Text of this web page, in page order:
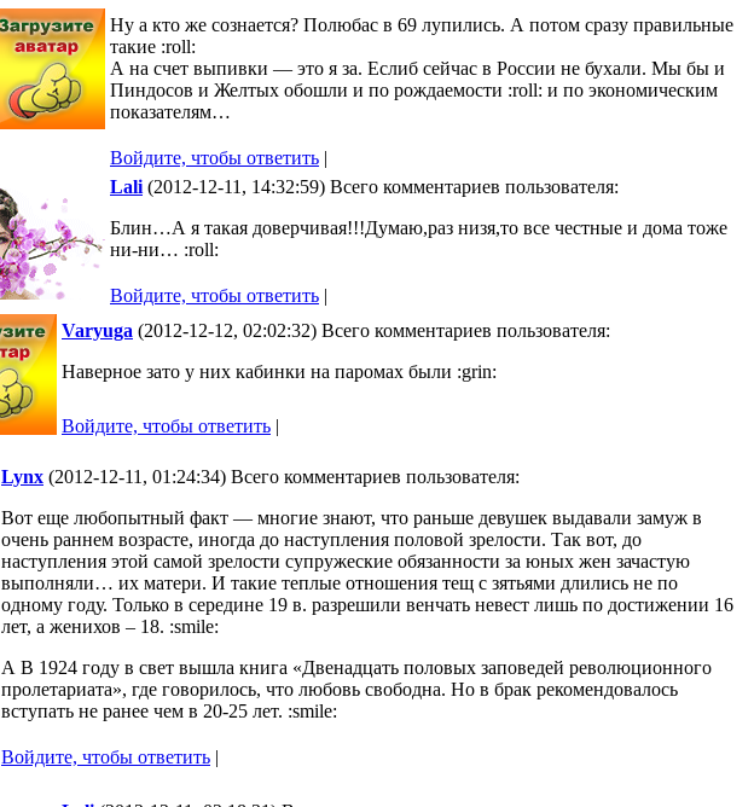
Ну а кто же сознается? Полюбас в 69 лупились. А потом сразу правильные
такие :roll:
А на счет выпивки — это я за. Еслиб сейчас в России не бухали. Мы бы и
Пиндосов и Желтых обошли и по рождаемости :roll: и по экономическим
показателям…
Войдите, чтобы ответить |
Lali (2012-12-11, 14:32:59) Всего комментариев пользователя:
Блин…А я такая доверчивая!!!Думаю,раз низя,то все честные и дома тоже
ни-ни… :roll:
Войдите, чтобы ответить |
Varyuga (2012-12-12, 02:02:32) Всего комментариев пользователя:
Наверное зато у них кабинки на паромах были :grin:
Войдите, чтобы ответить |
Lynx (2012-12-11, 01:24:34) Всего комментариев пользователя:
Вот еще любопытный факт — многие знают, что раньше девушек выдавали замуж в
очень раннем возрасте, иногда до наступления половой зрелости. Так вот, до
наступления этой самой зрелости супружеские обязанности за юных жен зачастую
выполняли… их матери. И такие теплые отношения тещ с зятьями длились не по
одному году. Только в середине 19 в. разрешили венчать невест лишь по достижении 16
лет, а женихов – 18. :smile:
А В 1924 году в свет вышла книга «Двенадцать половых заповедей революционного
пролетариата», где говорилось, что любовь свободна. Но в брак рекомендовалось
вступать не ранее чем в 20-25 лет. :smile:
Войдите, чтобы ответить |